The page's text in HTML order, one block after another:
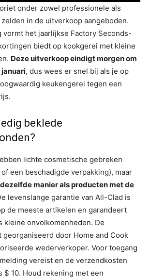
onder zowel professionele als
in de uitverkoop aangeboden.
vormt het jaarlijkse Factory Seconds-
biedt op kookgerei met kleine
Deze uitverkoop eindigt morgen om
, dus wees er snel bij als je op
keukengerei tegen een
beklede
lichte cosmetische gebreken
een beschadigde verpakking), maar
manier als producten met de
levenslange garantie van All-Clad is
de meeste artikelen en garandeert
kleine onvolkomenheden. De
door Home and Cook
wederverkoper. Voor toegang
vereist en de verzendkosten
$ 10. Houd rekening met een